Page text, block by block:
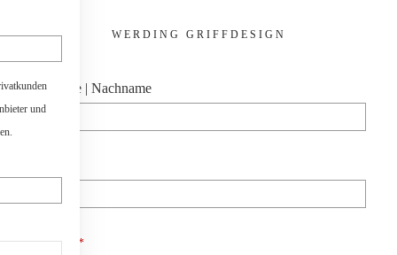
WERDING GRIFFDESIGN
Vorname | Nachname
Telefon *
und